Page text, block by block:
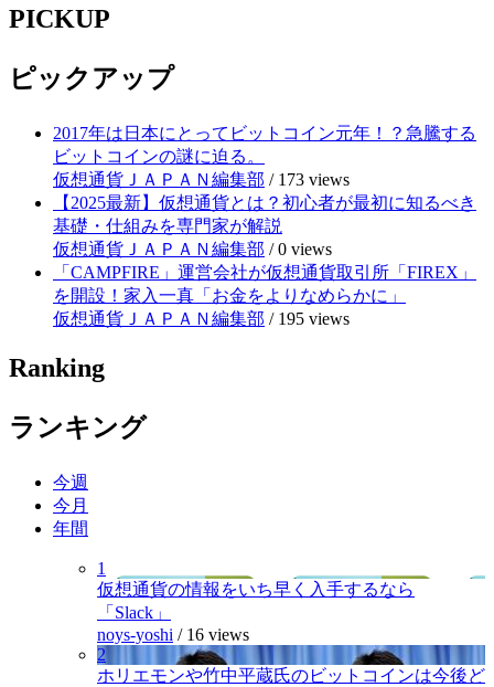
PICKUP
ピックアップ
2017年は日本にとってビットコイン元年！？急騰する
ビットコインの謎に迫る。
仮想通貨ＪＡＰＡＮ編集部 / 173 views
【2025最新】仮想通貨とは？初心者が最初に知るべき
基礎・仕組みを専門家が解説
仮想通貨ＪＡＰＡＮ編集部 /0 views
「CAMPFIRE」運営会社が仮想通貨取引所「FIREX」
を開設！家入一真「お金をよりなめらかに」
仮想通貨ＪＡＰＡＮ編集部 / 195 views
Ranking
ランキング
今週
今月
年間
1
仮想通貨の情報をいち早く入手するなら
「Slack」
noys-yoshi / 16 views
2
ホリエモンや竹中平蔵氏のビットコインは今後ど